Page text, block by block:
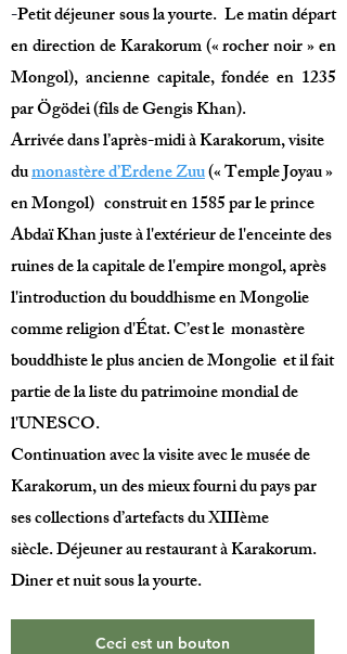
-Petit déjeuner sous la yourte. Le matin départ
en direction de Karakorum (« rocher noir » en
Mongol), ancienne capitale, fondée en 1235
par Ögödei (fils de Gengis Khan).
Arrivée dans l’après-midi à Karakorum, visite
dumonastère d’Erdene Zuu(« Temple Joyau »
en Mongol) construit en 1585 par le prince
Abdaï Khan juste à l'extérieur de l'enceinte des
ruines de la capitale de l'empire mongol, après
l'introduction du bouddhisme en Mongolie
comme religion d'État. C’est le monastère
bouddhiste le plus ancien de Mongolie et il fait
partie de la liste du patrimoine mondial de
l'UNESCO.
Continuation avec la visite avec lemusée de
Karakorum, un des mieux fourni du pays par
ses collections d’artefacts du XIIIème
siècle.Déjeuner au restaurant à Karakorum.
Diner et nuit sous la yourte.
Ceci est un bouton